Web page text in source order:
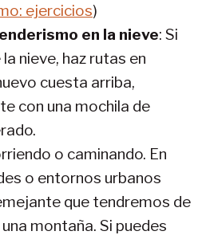
ejercicios)
en la nieve: Si
nieve, haz rutas en
cuesta arriba,
con una mochila de
o caminando. En
o entornos urbanos
que tendremos de
montaña. Si puedes